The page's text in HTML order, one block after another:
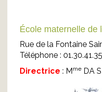
École maternelle de
Rue de la Fontaine
Téléphone :
Directrice : Mme DA